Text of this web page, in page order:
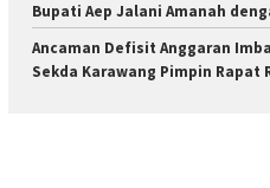
Bupati Aep Jalani Amanah
Ancaman Defisit Anggaran
Sekda Karawang Pimpin Rapat